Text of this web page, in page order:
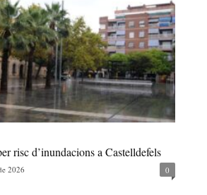
risc d’inundacions a Castelldefels
2026 0